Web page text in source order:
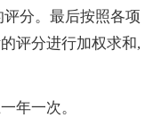
分。最后按照各项
评分进行加权求和,
年一次。